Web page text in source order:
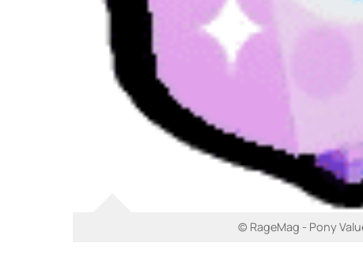
© RageMag - Pony